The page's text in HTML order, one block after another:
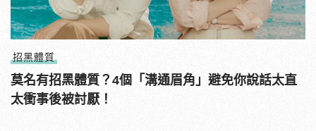
招黑體質
莫名有招黑體質？4個「溝通眉角」避免你說話太直
太衝事後被討厭！